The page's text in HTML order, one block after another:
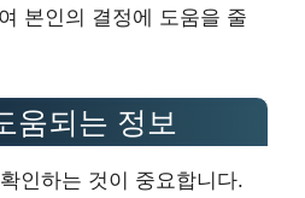
본인의 결정에 도움을 줄
움되는 정보
인하는 것이 중요합니다.